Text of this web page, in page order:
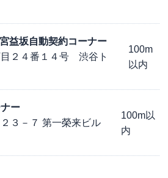
益坂自動契約コーナー
２４番１４号 渋谷ト
100m
以内
ー
３－７ 第一榮来ビル
100m以
内